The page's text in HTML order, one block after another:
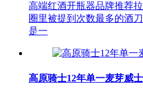
高端红酒开瓶器品牌推荐
圈里被提到次数最多的酒
是一
高原骑士12年单一麦芽威